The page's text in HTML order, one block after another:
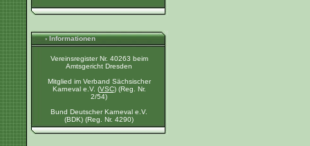
› Informationen
Vereinsregister Nr. 40263 beim
Amtsgericht Dresden
Mitglied im Verband Sächsischer
Karneval e.V. (VSC) (Reg. Nr.
2/54)
Bund Deutscher Karneval e.V.
(BDK) (Reg. Nr. 4290)